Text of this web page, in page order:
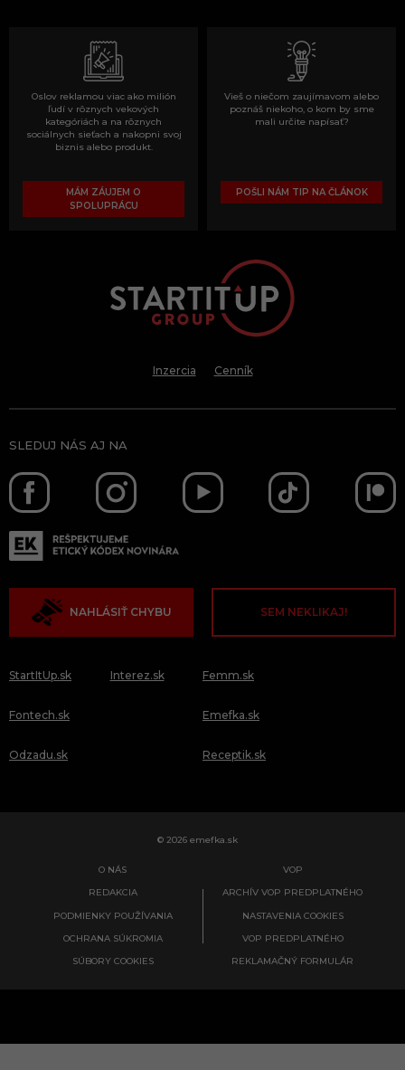
Oslov reklamou viac ako milión
ľudí v rôznych vekových
kategóriách a na rôznych
sociálnych sieťach a nakopni svoj
biznis alebo produkt.
MÁM ZÁUJEM O
SPOLUPRÁCU
Vieš o niečom zaujímavom alebo
poznáš niekoho, o kom by sme
mali určite napísať?
POŠLI NÁM TIP NA ČLÁNOK
Inzercia Cenník
SLEDUJ NÁS AJ NA
NAHLÁSIŤ CHYBU SEM NEKLIKAJ!
StartItUp.sk
Fontech.sk
Odzadu.sk
Interez.sk Femm.sk
Emefka.sk
Receptik.sk
© 2026 emefka.sk
O NÁS
REDAKCIA
PODMIENKY POUŽÍVANIA
OCHRANA SÚKROMIA
SÚBORY COOKIES
VOP
ARCHÍV VOP PREDPLATNÉHO
NASTAVENIA COOKIES
VOP PREDPLATNÉHO
REKLAMAČNÝ FORMULÁR